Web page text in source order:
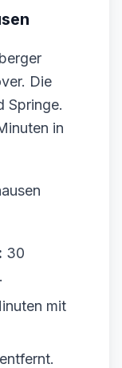
Die
Springe.
in
30
mit